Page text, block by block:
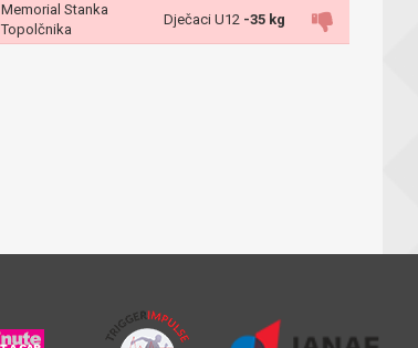
Memorial Stanka
Topolčnika
Dječaci U12 -35 kg